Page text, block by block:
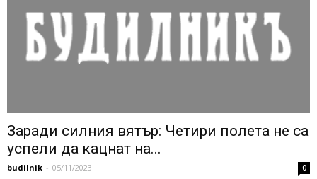
Заради силния вятър: Четири полета не са
успели да кацнат на...
budilnik - 05/11/2023 0